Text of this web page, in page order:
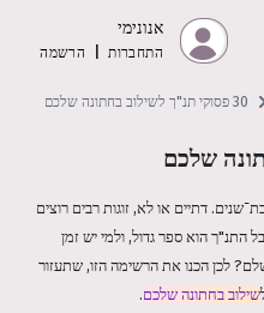
אנונימי
התחברות הרשמה
30 פסוקי תנ"ך לשילוב בחתונה שלכם
דתיים או לא, זוגות רבים רוצים
הוא ספר גדול, ולמי יש זמן
לכן הכנו את הרשימה הזו, שתעזור
שילוב בחתונה שלכם.